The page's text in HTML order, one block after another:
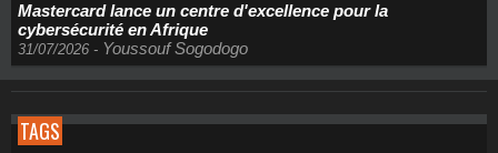
Mastercard lance un centre d'excellence pour la
cybersécurité en Afrique
31/07/2026 - Youssouf Sogodogo
TAGS